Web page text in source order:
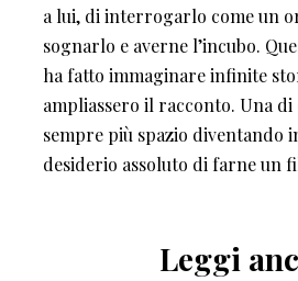
a lui, di interrogarlo come un
sognarlo e averne l’incubo.
ha fatto immaginare infinite
ampliassero il racconto. Una di
sempre più spazio diventando
desiderio assoluto di farne un
Leggi